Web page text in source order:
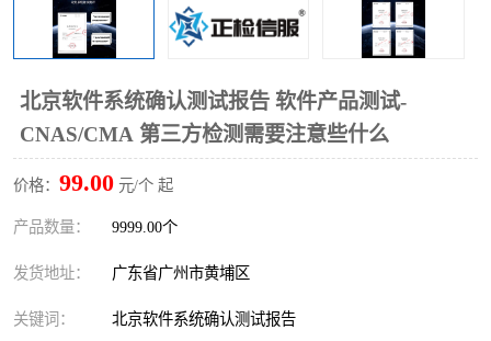
北京软件系统确认测试报告 软件产品测试-
CNAS/CMA 第三方检测需要注意些什么
价格： 99.00 元/个 起
产品数量： 9999.00个
发货地址： 广东省广州市黄埔区
关键词： 北京软件系统确认测试报告